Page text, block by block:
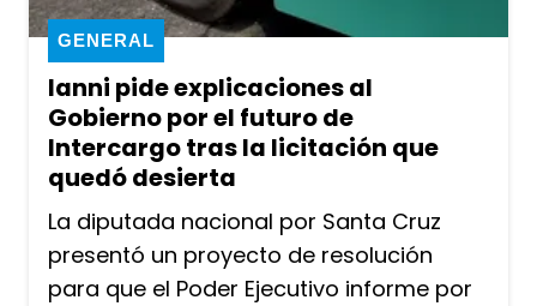
Ianni pide explicaciones al
Gobierno por el futuro de
Intercargo tras la licitación que
quedó desierta
GENERAL
La diputada nacional por Santa Cruz
presentó un proyecto de resolución
para que el Poder Ejecutivo informe por